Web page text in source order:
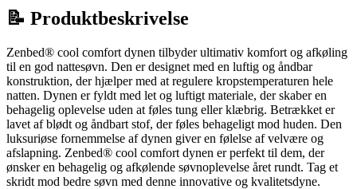
📝 Produktbeskrivelse
Zenbed® cool comfort dynen tilbyder ultimativ komfort og afkøling
til en god nattesøvn. Den er designet med en luftig og åndbar
konstruktion, der hjælper med at regulere kropstemperaturen hele
natten. Dynen er fyldt med let og luftigt materiale, der skaber en
behagelig oplevelse uden at føles tung eller klæbrig. Betrækket er
lavet af blødt og åndbart stof, der føles behageligt mod huden. Den
luksuriøse fornemmelse af dynen giver en følelse af velvære og
afslapning. Zenbed® cool comfort dynen er perfekt til dem, der
ønsker en behagelig og afkølende søvnoplevelse året rundt. Tag et
skridt mod bedre søvn med denne innovative og kvalitetsdyne.